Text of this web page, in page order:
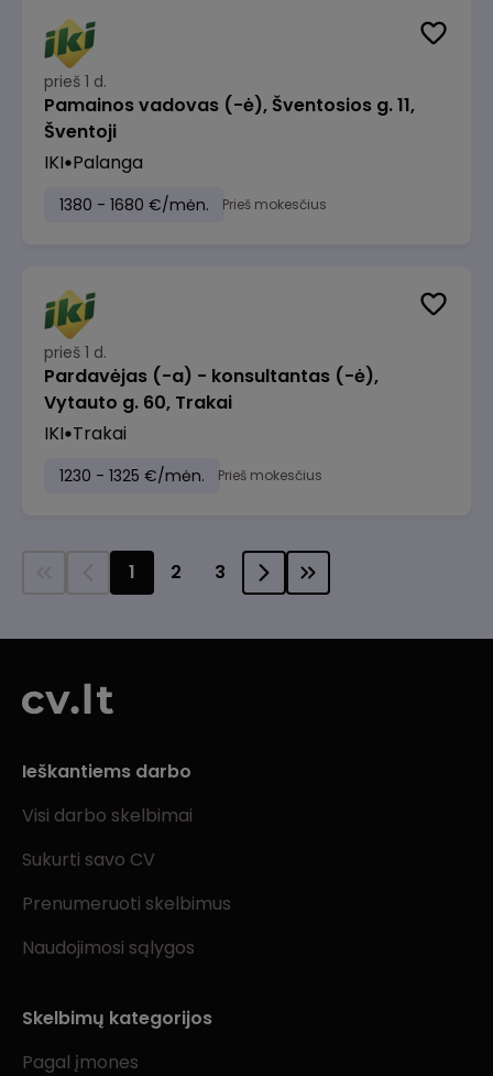
prieš 1 d.
Pamainos vadovas (-ė), Šventosios g. 11,
Šventoji
IKI Palanga
1380 - 1680 €/mėn. Prieš mokesčius
prieš 1 d.
Pardavėjas (-a) - konsultantas (-ė),
Vytauto g. 60, Trakai
IKI Trakai
1230 - 1325 €/mėn. Prieš mokesčius
1 2 3
Ieškantiems darbo
Visi darbo skelbimai
Sukurti savo CV
Prenumeruoti skelbimus
Naudojimosi sąlygos
Skelbimų kategorijos
Pagal įmones